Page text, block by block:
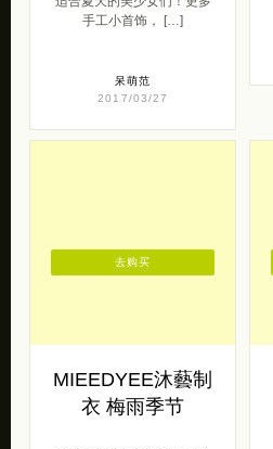
手工小首饰， […]
呆萌范
2017/03/27
MIEEDYEE沐藝制
衣 梅雨季节
去购买